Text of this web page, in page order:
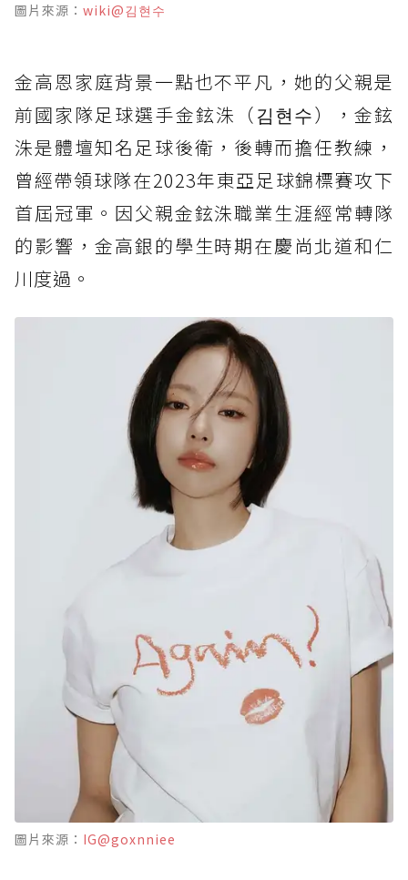
圖片來源： wiki@김현수
金高恩家庭背景一點也不平凡，她的父親是
前國家隊足球選手金鉉洙（김현수），金鉉
洙是體壇知名足球後衛，後轉而擔任教練，
曾經帶領球隊在2023年東亞足球錦標賽攻下
首屆冠軍。因父親金鉉洙職業生涯經常轉隊
的影響，金高銀的學生時期在慶尚北道和仁
川度過。
圖片來源： IG@goxnniee